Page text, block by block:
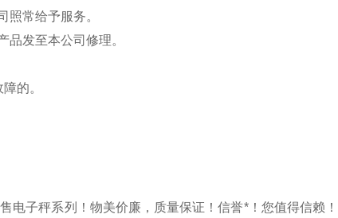
照常给予服务。
品发至本公司修理。
的。
电子秤系列！物美价廉，质量保证！信誉*！您值得信赖